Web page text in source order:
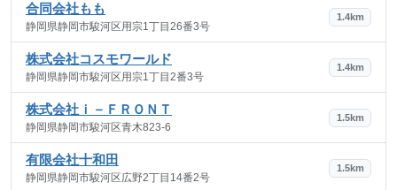
合同会社もも
静岡県静岡市駿河区用宗1丁目26番3号
1.4km
株式会社コスモワールド
静岡県静岡市駿河区用宗1丁目2番3号
1.4km
株式会社ｉ－ＦＲＯＮＴ
静岡県静岡市駿河区青木823-6
1.5km
有限会社十和田
静岡県静岡市駿河区広野2丁目14番2号
1.5km